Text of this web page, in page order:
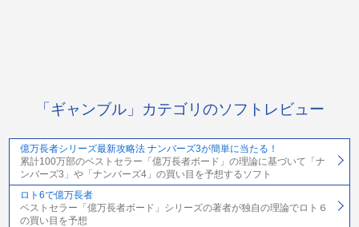
「ギャンブル」カテゴリのソフトレビュー
億万長者シリーズ最新攻略法 ナンバーズ3が簡単に当たる！
累計100万部のベストセラー「億万長者ボード」の理論に基づいて「ナ
ンバーズ3」や「ナンバーズ4」の買い目を予想するソフト
ロト6で億万長者
ベストセラー「億万長者ボード」シリーズの著者が独自の理論でロト６
の買い目を予想